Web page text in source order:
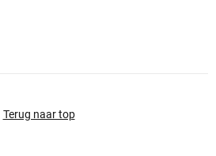
Terug naar top